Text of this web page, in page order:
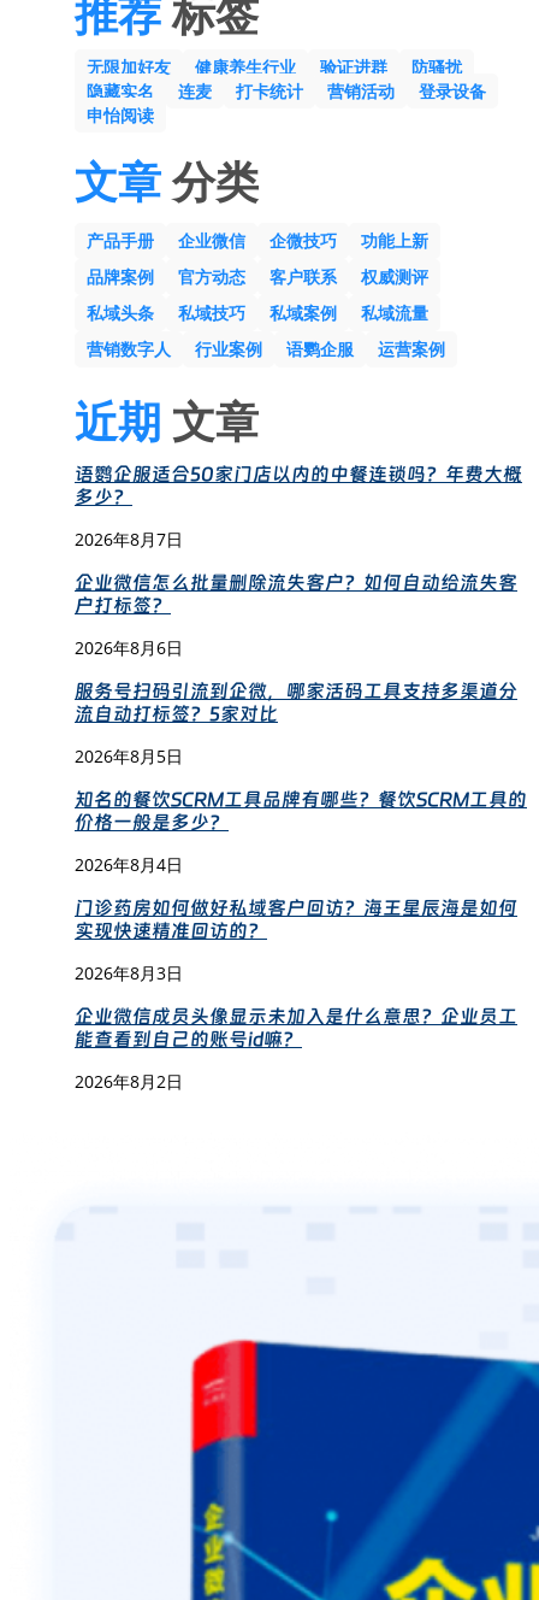
推荐标签
无限加好友 健康养生行业 验证进群
防骚扰
隐藏实名
连麦 打卡统计 营销活动
登录设备
申怡阅读
文章分类
产品手册 企业微信 企微技巧
功能上新
品牌案例
官方动态 客户联系
权威测评
私域头条
私域技巧 私域案例
私域流量
营销数字人
行业案例 语鹦企服 运营案例
近期 文章
语鹦企服适合50家门店以内的中餐连锁吗？年费大概
多少？
2026年8月7日
企业微信怎么批量删除流失客户？如何自动给流失客
户打标签？
2026年8月6日
服务号扫码引流到企微，哪家活码工具支持多渠道分
流自动打标签？5家对比
2026年8月5日
知名的餐饮SCRM工具品牌有哪些？餐饮SCRM工具的
价格一般是多少？
2026年8月4日
门诊药房如何做好私域客户回访？海王星辰海是如何
实现快速精准回访的？
2026年8月3日
企业微信成员头像显示未加入是什么意思？企业员工
能查看到自己的账号id嘛？
2026年8月2日